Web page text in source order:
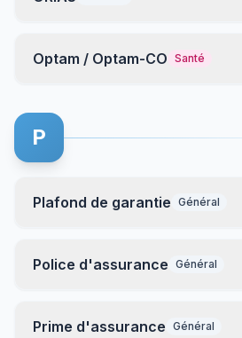
Optam / Optam-CO Santé
P
Plafond de garantie Général
Police d'assurance Général
Prime d'assurance Général